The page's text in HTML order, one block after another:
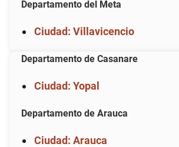
Departamento del Meta
Ciudad: Villavicencio
Departamento de Casanare
Ciudad: Yopal
Departamento de Arauca
Ciudad: Arauca